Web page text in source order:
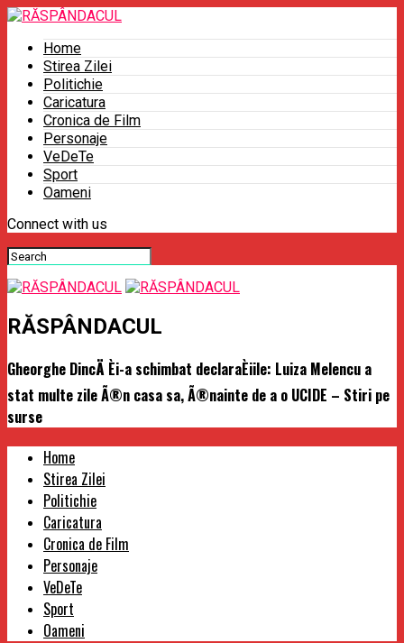
Home
Stirea Zilei
Politichie
Caricatura
Cronica de Film
Personaje
VeDeTe
Sport
Oameni
Connect with us
RĂSPÂNDACUL
Gheorghe DincÄ Èi-a schimbat declaraÈiile: Luiza Melencu a
stat multe zile Ã®n casa sa, Ã®nainte de a o UCIDE – Stiri pe
surse
Home
Stirea Zilei
Politichie
Caricatura
Cronica de Film
Personaje
VeDeTe
Sport
Oameni